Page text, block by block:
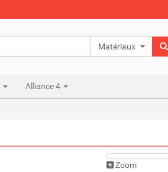
Matériaux naturels
Alliance 4
Zoom